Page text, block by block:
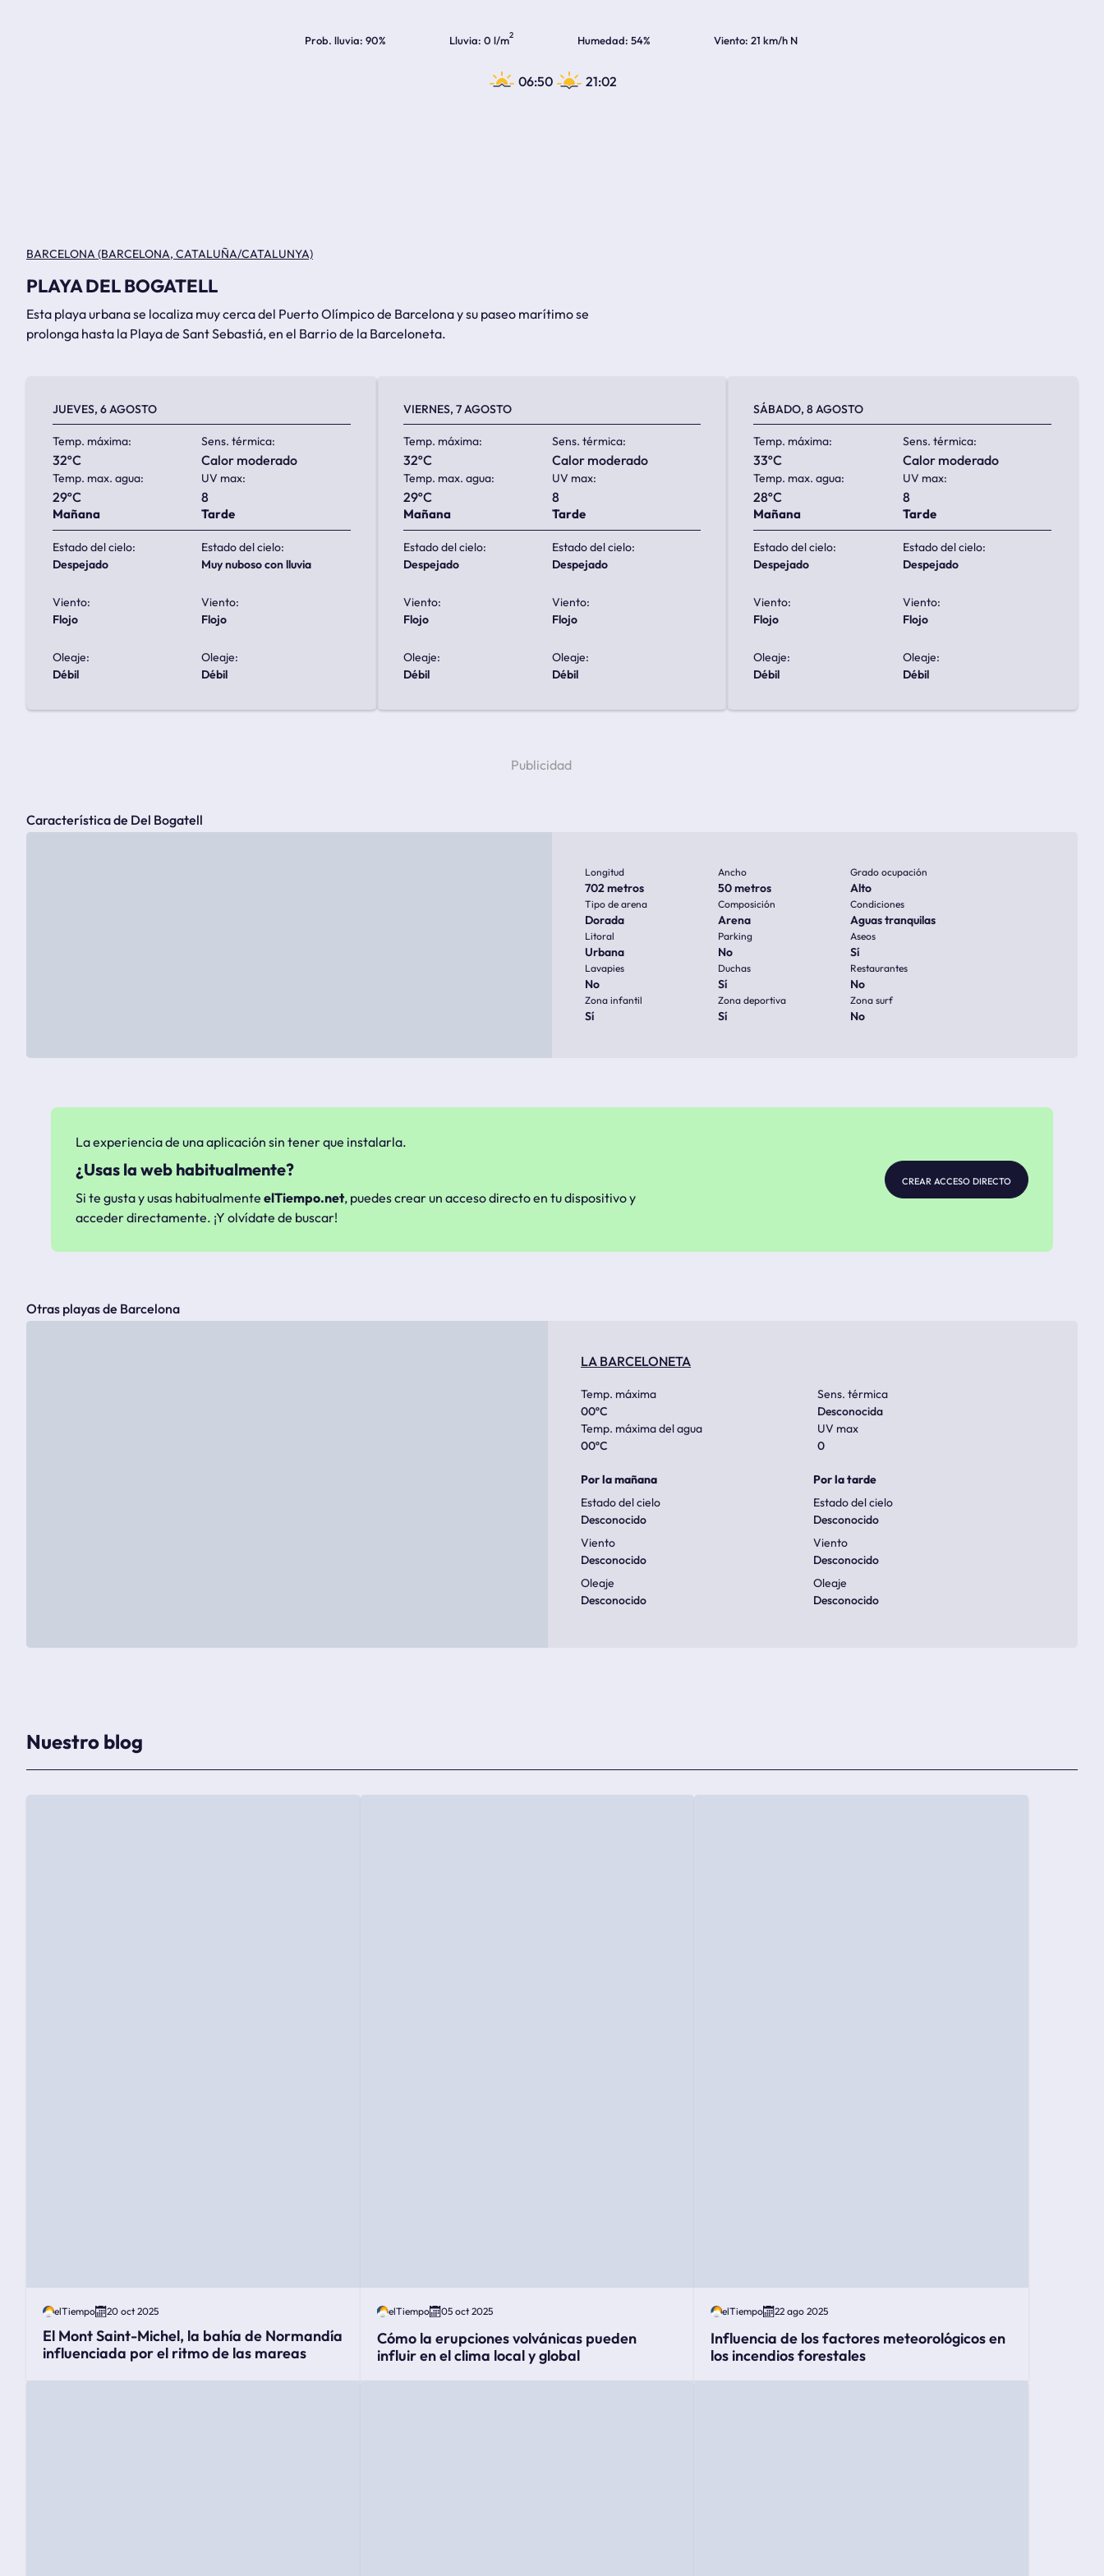
Prob. lluvia 90% Lluvia 0 l/m2 Humedad 54% Viento 21 km/h N
06:50 21:02
BARCELONA (BARCELONA, CATALUÑA/CATALUNYA)
PLAYA DEL BOGATELL
Esta playa urbana se localiza muy cerca del Puerto Olímpico de Barcelona y su paseo marítimo se
prolonga hasta la Playa de Sant Sebastiá, en el Barrio de la Barceloneta.
JUEVES, 6 AGOSTO
Temp. máxima:
32ºC
Sens. térmica:
calor moderado
Temp. max. agua:
29ºC
UV max:
8
Mañana
Estado del cielo:
despejado
Viento:
flojo
Oleaje:
débil
Tarde
Estado del cielo:
muy nuboso con lluvia
Viento:
flojo
Oleaje:
débil
VIERNES, 7 AGOSTO
Temp. máxima:
32ºC
Sens. térmica:
calor moderado
Temp. max. agua:
29ºC
UV max:
8
Mañana
Estado del cielo:
despejado
Viento:
flojo
Oleaje:
débil
Tarde
Estado del cielo:
despejado
Viento:
flojo
Oleaje:
débil
SÁBADO, 8 AGOSTO
Temp. máxima:
33ºC
Sens. térmica:
calor moderado
Temp. max. agua:
28ºC
UV max:
8
Mañana
Estado del cielo:
despejado
Viento:
flojo
Oleaje:
débil
Tarde
Estado del cielo:
despejado
Viento:
flojo
Oleaje:
débil
Característica de Del Bogatell
Longitud
702 metros
Ancho
50 metros
Grado ocupación
Alto
Tipo de arena
Dorada
Composición
Arena
Condiciones
Aguas tranquilas
Litoral
Urbana
Parking
No
Aseos
Sí
Lavapies
No
Duchas
Sí
Restaurantes
No
Zona infantil
Sí
Zona deportiva
Sí
Zona surf
No
La experiencia de una aplicación sin tener que instalarla.
¿Usas la web habitualmente?
Si te gusta y usas habitualmente elTiempo.net, puedes crear un acceso directo en tu dispositivo y
acceder directamente. ¡Y olvídate de buscar!
crear acceso directo
Otras playas de Barcelona
LA BARCELONETA
Temp. máxima
00ºC
Sens. térmica
Desconocida
Temp. máxima del agua
00ºC
UV max
0
Por la mañana
Estado del cielo
Desconocido
Viento
Desconocido
Oleaje
Desconocido
Por la tarde
Estado del cielo
Desconocido
Viento
Desconocido
Oleaje
Desconocido
Nuestro blog
elTiempo 20 oct 2025
El Mont Saint-Michel, la bahía de Normandía
influenciada por el ritmo de las mareas
elTiempo 05 oct 2025
Cómo la erupciones volvánicas pueden
influir en el clima local y global
elTiempo 22 ago 2025
Influencia de los factores meteorológicos en
los incendios forestales